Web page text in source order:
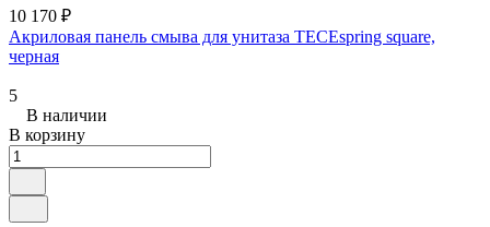
10 170 ₽
Акриловая панель смыва для унитаза TECEspring square,
черная
5
В наличии
В корзину